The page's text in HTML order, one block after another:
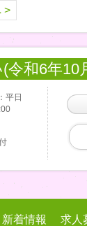
>
和6年10
平日
新着情報
求人